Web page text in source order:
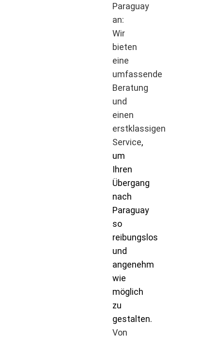
Paraguay
an:
Wir
bieten
eine
umfassende
Beratung
und
einen
erstklassigen
Service,
um
Ihren
Übergang
nach
Paraguay
so
reibungslos
und
angenehm
wie
möglich
zu
gestalten.
Von